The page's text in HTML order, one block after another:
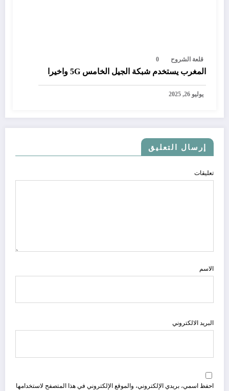
قلعة الشروح 0
المغرب يستخدم شبكة الجيل الخامس 5G واخيرا
يوليو 26, 2025
إرسال التعليق
تعليقات
الاسم
البريد الالكتروني
احفظ اسمي، بريدي الإلكتروني، والموقع الإلكتروني في هذا المتصفح لاستخدامها